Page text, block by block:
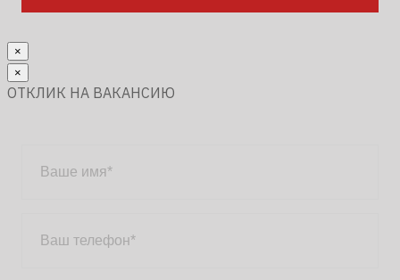
×
×
ОТКЛИК НА ВАКАНСИЮ